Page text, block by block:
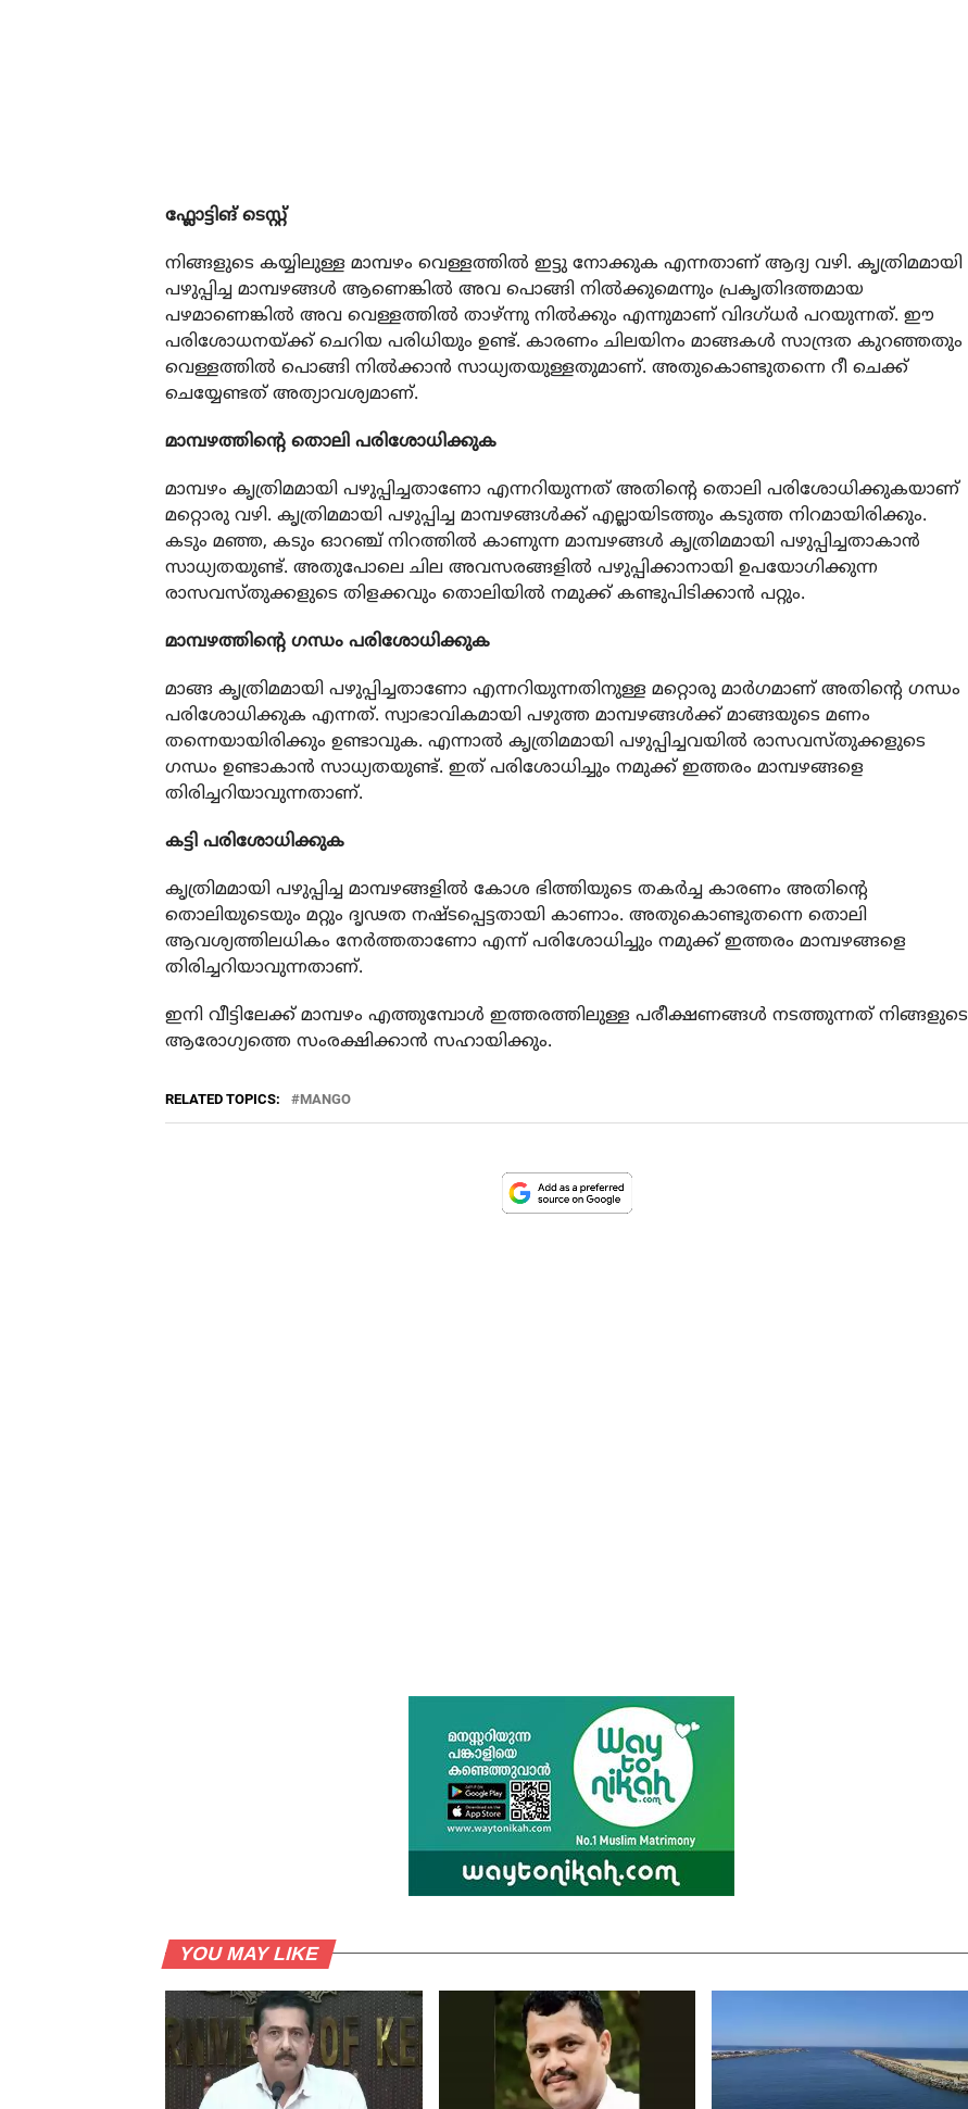
ഫ്ലോട്ടിങ് ടെസ്റ്റ്‌
നിങ്ങളുടെ കയ്യിലുള്ള മാമ്പഴം വെള്ളത്തിൽ ഇട്ടു നോക്കുക എന്നതാണ് ആദ്യ വഴി. കൃത്രിമമായി
പഴുപ്പിച്ച മാമ്പഴങ്ങൾ ആണെങ്കിൽ അവ പൊങ്ങി നിൽക്കുമെന്നും പ്രകൃതിദത്തമായ
പഴമാണെങ്കിൽ അവ വെള്ളത്തിൽ താഴ്ന്നു നിൽക്കും എന്നുമാണ് വിദഗ്ധർ പറയുന്നത്. ഈ
പരിശോധനയ്ക്ക് ചെറിയ പരിധിയും ഉണ്ട്. കാരണം ചിലയിനം മാങ്ങകൾ സാന്ദ്രത കുറഞ്ഞതും
വെള്ളത്തിൽ പൊങ്ങി നിൽക്കാൻ സാധ്യതയുള്ളതുമാണ്. അതുകൊണ്ടുതന്നെ റീ ചെക്ക്
ചെയ്യേണ്ടത് അത്യാവശ്യമാണ്.
മാമ്പഴത്തിന്റെ തൊലി പരിശോധിക്കുക
മാമ്പഴം കൃത്രിമമായി പഴുപ്പിച്ചതാണോ എന്നറിയുന്നത് അതിന്റെ തൊലി പരിശോധിക്കുകയാണ്
മറ്റൊരു വഴി. കൃത്രിമമായി പഴുപ്പിച്ച മാമ്പഴങ്ങൾക്ക് എല്ലായിടത്തും കടുത്ത നിറമായിരിക്കും.
കടും മഞ്ഞ, കടും ഓറഞ്ച് നിറത്തിൽ കാണുന്ന മാമ്പഴങ്ങൾ കൃത്രിമമായി പഴുപ്പിച്ചതാകാൻ
സാധ്യതയുണ്ട്. അതുപോലെ ചില അവസരങ്ങളിൽ പഴുപ്പിക്കാനായി ഉപയോഗിക്കുന്ന
രാസവസ്തുക്കളുടെ തിളക്കവും തൊലിയിൽ നമുക്ക് കണ്ടുപിടിക്കാൻ പറ്റും.
മാമ്പഴത്തിന്റെ ഗന്ധം പരിശോധിക്കുക
മാങ്ങ കൃത്രിമമായി പഴുപ്പിച്ചതാണോ എന്നറിയുന്നതിനുള്ള മറ്റൊരു മാർഗമാണ് അതിന്റെ ഗന്ധം
പരിശോധിക്കുക എന്നത്. സ്വാഭാവികമായി പഴുത്ത മാമ്പഴങ്ങൾക്ക് മാങ്ങയുടെ മണം
തന്നെയായിരിക്കും ഉണ്ടാവുക. എന്നാൽ കൃത്രിമമായി പഴുപ്പിച്ചവയിൽ രാസവസ്തുക്കളുടെ
ഗന്ധം ഉണ്ടാകാൻ സാധ്യതയുണ്ട്. ഇത് പരിശോധിച്ചും നമുക്ക് ഇത്തരം മാമ്പഴങ്ങളെ
തിരിച്ചറിയാവുന്നതാണ്.
കട്ടി പരിശോധിക്കുക
കൃത്രിമമായി പഴുപ്പിച്ച മാമ്പഴങ്ങളിൽ കോശ ഭിത്തിയുടെ തകർച്ച കാരണം അതിന്റെ
തൊലിയുടെയും മറ്റും ദൃഢത നഷ്ടപ്പെട്ടതായി കാണാം. അതുകൊണ്ടുതന്നെ തൊലി
ആവശ്യത്തിലധികം നേർത്തതാണോ എന്ന് പരിശോധിച്ചും നമുക്ക് ഇത്തരം മാമ്പഴങ്ങളെ
തിരിച്ചറിയാവുന്നതാണ്.
ഇനി വീട്ടിലേക്ക് മാമ്പഴം എത്തുമ്പോൾ ഇത്തരത്തിലുള്ള പരീക്ഷണങ്ങൾ നടത്തുന്നത് നിങ്ങളുടെ
ആരോഗ്യത്തെ സംരക്ഷിക്കാൻ സഹായിക്കും.
RELATED TOPICS: MANGO
YOU MAY LIKE